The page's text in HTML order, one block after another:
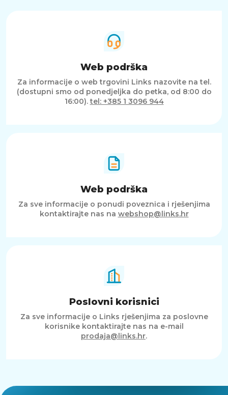
Web podrška
Za informacije o web trgovini Links nazovite na tel.
(dostupni smo od ponedjeljka do petka, od 8:00 do
16:00).tel: +385 1 3096 944
Web podrška
Za sve informacije o ponudi poveznica i rješenjima
kontaktirajte nas na webshop@links.hr
Poslovni korisnici
Za sve informacije o Links rješenjima za poslovne
korisnike kontaktirajte nas na e-mail
prodaja@links.hr.